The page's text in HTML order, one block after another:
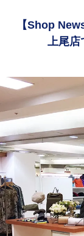
【Shop
上尾